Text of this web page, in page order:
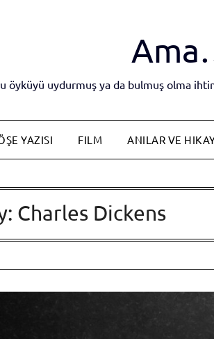
öyküyü uydurmuş ya da bulmuş olma
YAZISI FILM ANILAR VE
Charles Dickens